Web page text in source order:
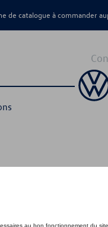
catalogue à commander